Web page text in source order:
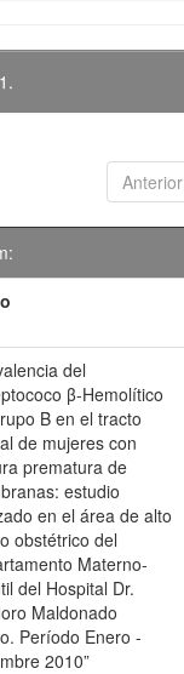
Anterior
del
β-Hemolítico
B en el tracto
de mujeres con
prematura de
estudio
en el área de alto
obstétrico del
Materno-
del Hospital Dr.
Maldonado
Período Enero -
2010”